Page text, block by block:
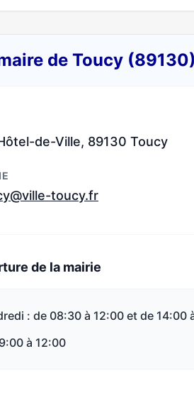
de Toucy (89130)
de-Ville, 89130 Toucy
toucy.fr
de la mairie
: de 08:30 à 12:00 et de 14:00
à 12:00